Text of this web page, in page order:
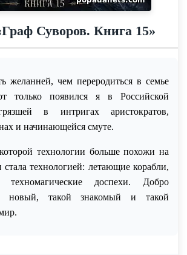
Суворов. Книга 15»
желанней, чем переродиться в семье
только появился я в Российской
в интригах аристократов,
и начинающейся смуте.
технологии больше похожи на
технологией: летающие корабли,
доспехи. Добро
новый, такой знакомый и такой